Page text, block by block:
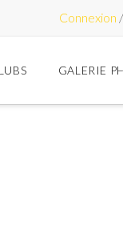
Connexion /
GALERIE